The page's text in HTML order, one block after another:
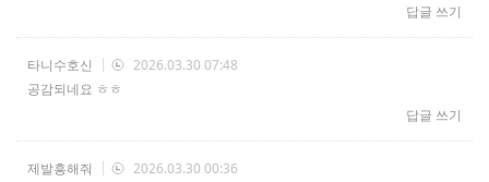
답글 쓰기
타니수호신
2026.03.30 07:48
공감되네요 ㅎㅎ
답글 쓰기
제발흥해줘
2026.03.30 00:36